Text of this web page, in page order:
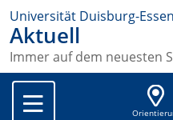
Universität Duisburg-Essen
Aktuell
Immer auf dem neuesten